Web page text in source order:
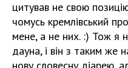
цитував не свою
чомусь кремлівський
мене, а не них. :) Тож я
дауна, і він з таким же
нову словесну діарею,